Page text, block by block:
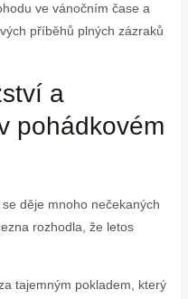
ve vánočním čase a
příběhů plných zázraků
a
pohádkovém
děje mnoho nečekaných
rozhodla, že letos
tajemným pokladem, který